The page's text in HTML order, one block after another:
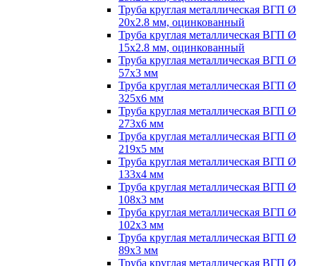
Труба круглая металлическая ВГП Ø
20х2.8 мм, оцинкованный
Труба круглая металлическая ВГП Ø
15х2.8 мм, оцинкованный
Труба круглая металлическая ВГП Ø
57х3 мм
Труба круглая металлическая ВГП Ø
325х6 мм
Труба круглая металлическая ВГП Ø
273х6 мм
Труба круглая металлическая ВГП Ø
219х5 мм
Труба круглая металлическая ВГП Ø
133х4 мм
Труба круглая металлическая ВГП Ø
108х3 мм
Труба круглая металлическая ВГП Ø
102х3 мм
Труба круглая металлическая ВГП Ø
89х3 мм
Труба круглая металлическая ВГП Ø